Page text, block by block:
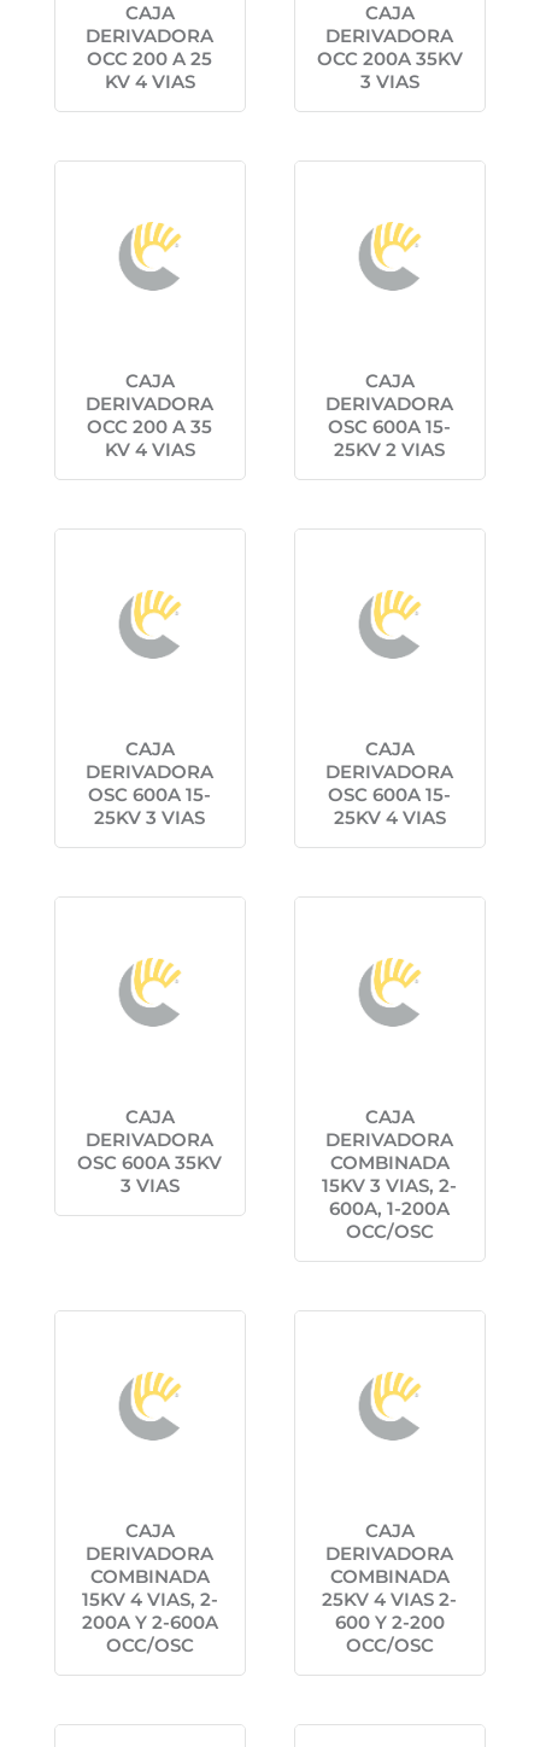
CAJA
DERIVADORA
OCC 200 A 25
KV 4 VIAS
CAJA
DERIVADORA
OCC 200A 35KV
3 VIAS
CAJA
DERIVADORA
OCC 200 A 35
KV 4 VIAS
CAJA
DERIVADORA
OSC 600A 15-
25KV 2 VIAS
CAJA
DERIVADORA
OSC 600A 15-
25KV 3 VIAS
CAJA
DERIVADORA
OSC 600A 15-
25KV 4 VIAS
CAJA
DERIVADORA
OSC 600A 35KV
3 VIAS
CAJA
DERIVADORA
COMBINADA
15KV 3 VIAS, 2-
600A, 1-200A
OCC/OSC
CAJA
DERIVADORA
COMBINADA
15KV 4 VIAS, 2-
200A Y 2-600A
OCC/OSC
CAJA
DERIVADORA
COMBINADA
25KV 4 VIAS 2-
600 Y 2-200
OCC/OSC